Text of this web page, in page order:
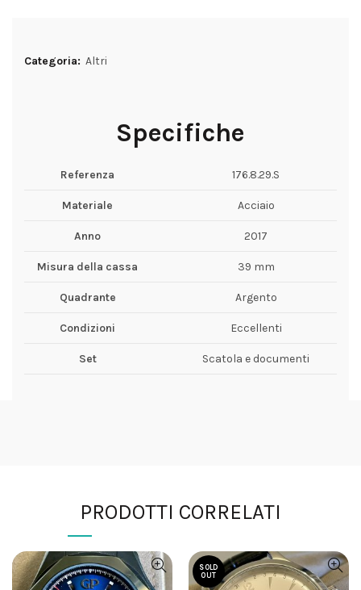
Categoria: Altri
Specifiche
Referenza 176.8.29.S
Materiale Acciaio
Anno 2017
Misura della cassa 39 mm
Quadrante Argento
Condizioni Eccellenti
Set Scatola e documenti
PRODOTTI CORRELATI
SOLD
OUT